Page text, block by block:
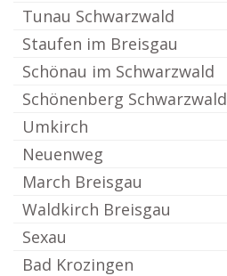
Tunau Schwarzwald
Staufen im Breisgau
Schönau im Schwarzwald
Schönenberg Schwarzwald
Umkirch
Neuenweg
March Breisgau
Waldkirch Breisgau
Sexau
Bad Krozingen